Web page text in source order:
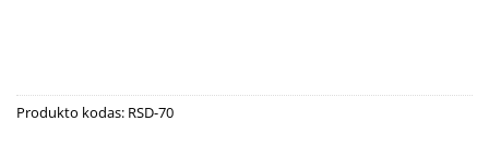
Produkto kodas: RSD-70